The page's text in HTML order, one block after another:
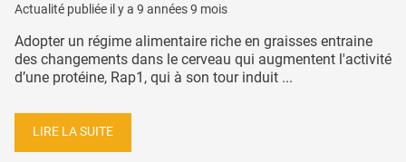
Actualité publiée il y a 9 années 9 mois
Adopter un régime alimentaire riche en graisses entraine
des changements dans le cerveau qui augmentent l'activité
d’une protéine, Rap1, qui à son tour induit ...
LIRE LA SUITE